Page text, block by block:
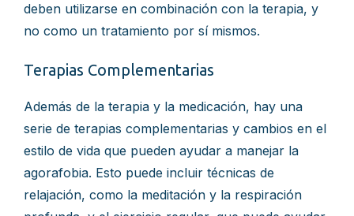
deben utilizarse en combinación con la terapia, y
no como un tratamiento por sí mismos.
Terapias Complementarias
Además de la terapia y la medicación, hay una
serie de terapias complementarias y cambios en el
estilo de vida que pueden ayudar a manejar la
agorafobia. Esto puede incluir técnicas de
relajación, como la meditación y la respiración